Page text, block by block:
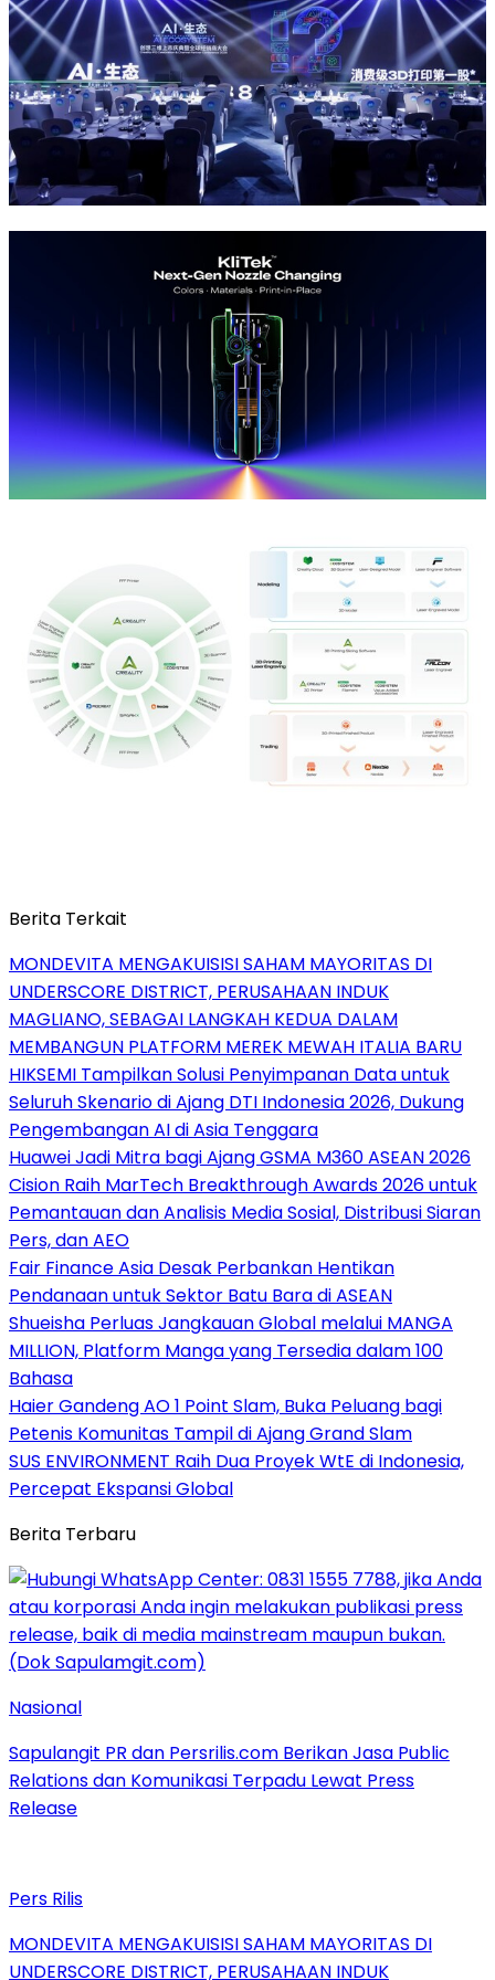
Berita Terkait
MONDEVITA MENGAKUISISI SAHAM MAYORITAS DI
UNDERSCORE DISTRICT, PERUSAHAAN INDUK
MAGLIANO, SEBAGAI LANGKAH KEDUA DALAM
MEMBANGUN PLATFORM MEREK MEWAH ITALIA BARU
HIKSEMI Tampilkan Solusi Penyimpanan Data untuk
Seluruh Skenario di Ajang DTI Indonesia 2026, Dukung
Pengembangan AI di Asia Tenggara
Huawei Jadi Mitra bagi Ajang GSMA M360 ASEAN 2026
Cision Raih MarTech Breakthrough Awards 2026 untuk
Pemantauan dan Analisis Media Sosial, Distribusi Siaran
Pers, dan AEO
Fair Finance Asia Desak Perbankan Hentikan
Pendanaan untuk Sektor Batu Bara di ASEAN
Shueisha Perluas Jangkauan Global melalui MANGA
MILLION, Platform Manga yang Tersedia dalam 100
Bahasa
Haier Gandeng AO 1 Point Slam, Buka Peluang bagi
Petenis Komunitas Tampil di Ajang Grand Slam
SUS ENVIRONMENT Raih Dua Proyek WtE di Indonesia,
Percepat Ekspansi Global
Berita Terbaru
Nasional
Sapulangit PR dan Persrilis.com Berikan Jasa Public
Relations dan Komunikasi Terpadu Lewat Press
Release
Pers Rilis
MONDEVITA MENGAKUISISI SAHAM MAYORITAS DI
UNDERSCORE DISTRICT, PERUSAHAAN INDUK